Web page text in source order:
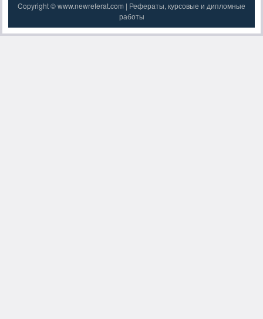
Copyright © www.newreferat.com | Рефераты, курсовые и дипломные
работы